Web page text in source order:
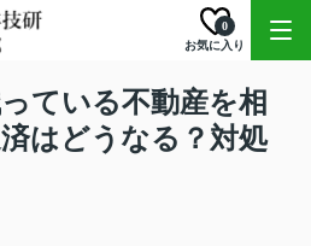
お気に入り
0
ている不動産を相
はどうなる？対処